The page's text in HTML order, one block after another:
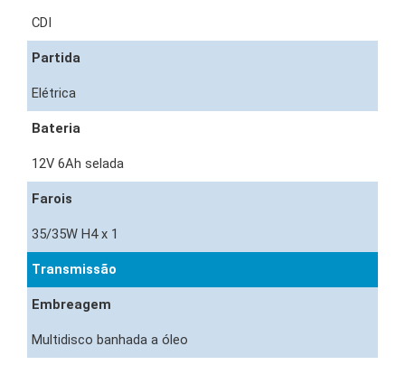
CDI
Partida
Elétrica
Bateria
12V 6Ah selada
Farois
35/35W H4 x 1
Transmissão
Embreagem
Multidisco banhada a óleo